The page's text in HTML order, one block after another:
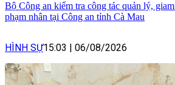
Bộ Công an kiểm tra công tác quản lý,
phạm nhân tại Công an tỉnh Cà Mau
HÌNH SỰ15:03 06/08/2026